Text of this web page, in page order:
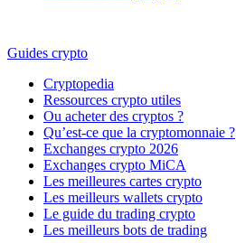
Guides crypto
Cryptopedia
Ressources crypto utiles
Ou acheter des cryptos ?
Qu’est-ce que la cryptomonnaie ?
Exchanges crypto 2026
Exchanges crypto MiCA
Les meilleures cartes crypto
Les meilleurs wallets crypto
Le guide du trading crypto
Les meilleurs bots de trading